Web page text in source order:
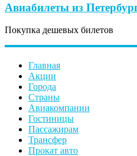
Авиабилеты из
Покупка дешевых билетов
Главная
Акции
Города
Страны
Авиакомпании
Гостиницы
Пассажирам
Трансфер
Прокат авто